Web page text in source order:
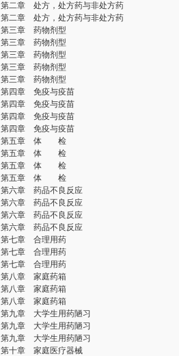
第二章 处方，处方药与非处方药
第二章 处方，处方药与非处方药
第三章 药物剂型
第三章 药物剂型
第三章 药物剂型
第三章 药物剂型
第三章 药物剂型
第四章 免疫与疫苗
第四章 免疫与疫苗
第四章 免疫与疫苗
第四章 免疫与疫苗
第五章 体 检
第五章 体 检
第五章 体 检
第五章 体 检
第六章 药品不良反应
第六章 药品不良反应
第六章 药品不良反应
第六章 药品不良反应
第七章 合理用药
第七章 合理用药
第七章 合理用药
第八章 家庭药箱
第八章 家庭药箱
第八章 家庭药箱
第九章 大学生用药陋习
第九章 大学生用药陋习
第九章 大学生用药陋习
第十章 家庭医疗器械